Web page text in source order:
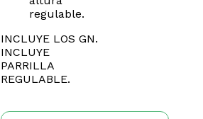
regulable.
INCLUYE LOS GN.
INCLUYE
PARRILLA
REGULABLE.